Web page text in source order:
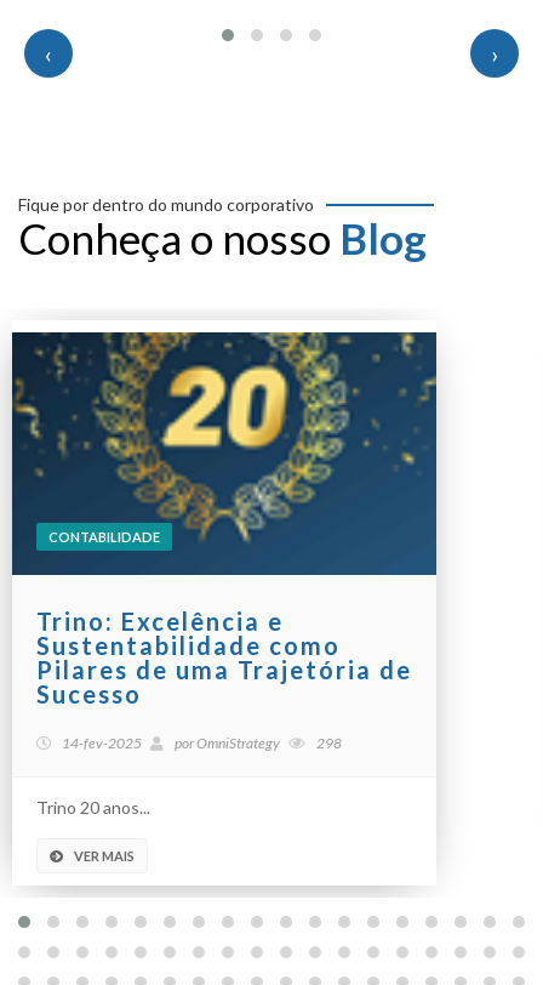
‹ ›
Fique por dentro do mundo corporativo
Conheça o nosso Blog
CONTABILIDADE
Trino: Excelência e
Sustentabilidade como
Pilares de uma Trajetória de
Sucesso
14-fev-2025 porOmniStrategy 298
Trino 20 anos...
VER MAIS